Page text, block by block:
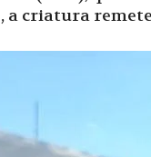
a criatura